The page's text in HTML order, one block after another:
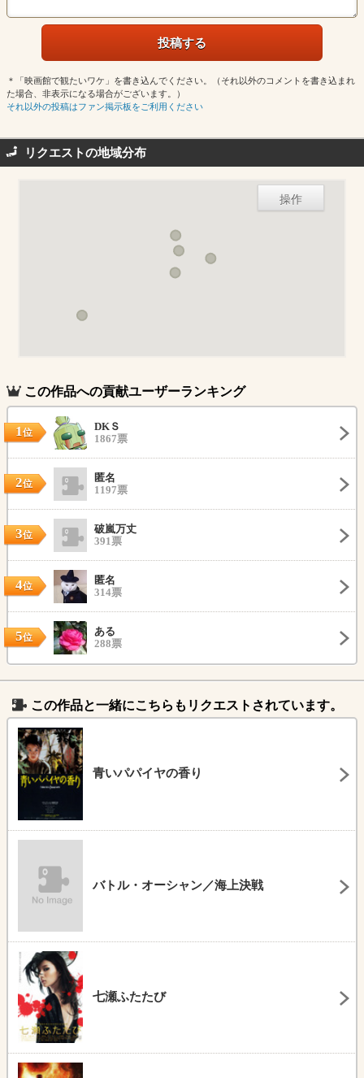
＊「映画館で観たいワケ」を書き込んでください。（それ以外のコメントを書き込まれ
た場合、非表示になる場合がございます。）
それ以外の投稿はファン掲示板をご利用ください
リクエストの地域分布
操作
この作品への貢献ユーザーランキング
1位
DKＳ
1867票
2位
匿名
1197票
3位
破嵐万丈
391票
4位
匿名
314票
5位
ある
288票
この作品と一緒にこちらもリクエストされています。
青いパパイヤの香り
バトル・オーシャン／海上決戦
七瀬ふたたび